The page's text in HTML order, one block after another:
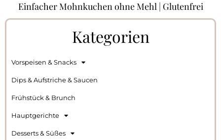
Einfacher Mohnkuchen ohne Mehl | Glutenfrei
Kategorien
Vorspeisen & Snacks
Dips & Aufstriche & Saucen
Frühstück & Brunch
Hauptgerichte
Desserts & Süßes